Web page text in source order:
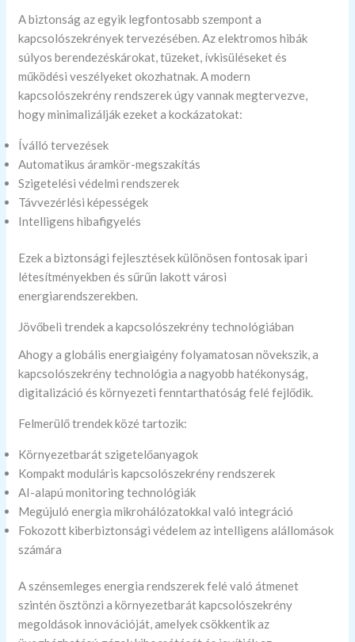
A biztonság az egyik legfontosabb szempont a
kapcsolószekrények tervezésében. Az elektromos hibák
súlyos berendezéskárokat, tüzeket, ívkisüléseket és
működési veszélyeket okozhatnak. A modern
kapcsolószekrény rendszerek úgy vannak megtervezve,
hogy minimalizálják ezeket a kockázatokat:
Íválló tervezések
Automatikus áramkör-megszakítás
Szigetelési védelmi rendszerek
Távvezérlési képességek
Intelligens hibafigyelés
Ezek a biztonsági fejlesztések különösen fontosak ipari
létesítményekben és sűrűn lakott városi
energiarendszerekben.
Jövőbeli trendek a kapcsolószekrény technológiában
Ahogy a globális energiaigény folyamatosan növekszik, a
kapcsolószekrény technológia a nagyobb hatékonyság,
digitalizáció és környezeti fenntarthatóság felé fejlődik.
Felmerülő trendek közé tartozik:
Környezetbarát szigetelőanyagok
Kompakt moduláris kapcsolószekrény rendszerek
AI-alapú monitoring technológiák
Megújuló energia mikrohálózatokkal való integráció
Fokozott kiberbiztonsági védelem az intelligens alállomások
számára
A szénsemleges energia rendszerek felé való átmenet
szintén ösztönzi a környezetbarát kapcsolószekrény
megoldások innovációját, amelyek csökkentik az